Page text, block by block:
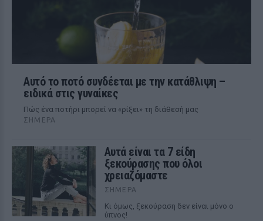
Αυτό το ποτό συνδέεται με την κατάθλιψη –
ειδικά στις γυναίκες
Πώς ένα ποτήρι μπορεί να «ρίξει» τη διάθεσή μας
ΣΉΜΕΡΑ
Αυτά είναι τα 7 είδη
ξεκούρασης που όλοι
χρειαζόμαστε
ΣΉΜΕΡΑ
Κι όμως, ξεκούραση δεν είναι μόνο ο
ύπνος!